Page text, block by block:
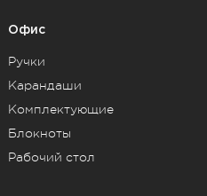
Офис
Ручки
Карандаши
Комплектующие
Блокноты
Рабочий стол